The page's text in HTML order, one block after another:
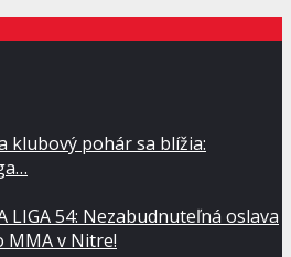
klubový pohár sa blížia:
LIGA 54: Nezabudnuteľná oslava
MMA v Nitre!